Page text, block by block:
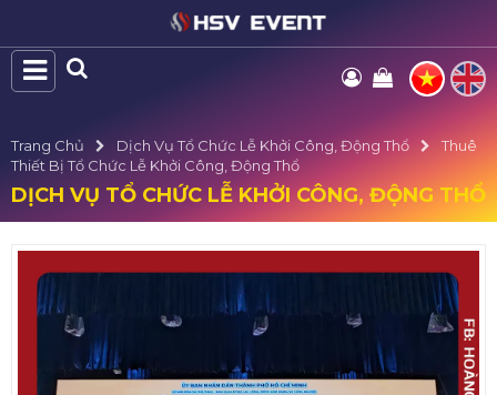
Trang Chủ Dịch Vụ Tổ Chức Lễ Khởi Công, Động Thổ
Thuê
Thiết Bị Tổ Chức Lễ Khởi Công, Động Thổ
DỊCH VỤ TỔ CHỨC LỄ KHỞI CÔNG, ĐỘNG THỔ